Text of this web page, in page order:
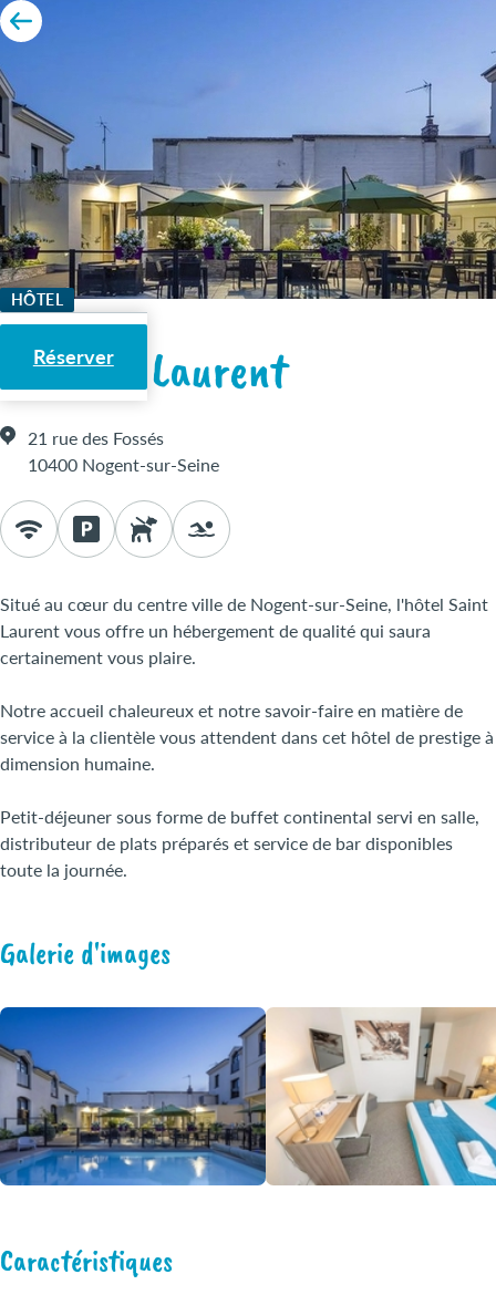
HÔTEL
Réserver
Le Saint Laurent
21 rue des Fossés
10400 Nogent-sur-Seine
Situé au cœur du centre ville de Nogent-sur-Seine, l'hôtel Saint
Laurent vous offre un hébergement de qualité qui saura
certainement vous plaire.
Notre accueil chaleureux et notre savoir-faire en matière de
service à la clientèle vous attendent dans cet hôtel de prestige à
dimension humaine.
Petit-déjeuner sous forme de buffet continental servi en salle,
distributeur de plats préparés et service de bar disponibles
toute la journée.
Galerie d'images
Caractéristiques